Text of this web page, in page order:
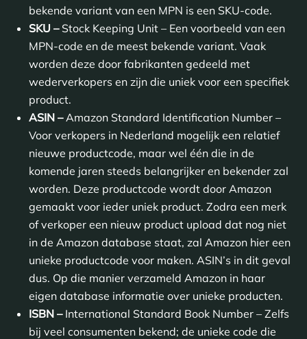
bekende variant van een MPN is een SKU-code.
SKU –Stock Keeping Unit – Een voorbeeld van een
MPN-code en de meest bekende variant. Vaak
worden deze door fabrikanten gedeeld met
wederverkopers en zijn die uniek voor een specifiek
product.
ASIN –Amazon Standard Identification Number –
Voor verkopers in Nederland mogelijk een relatief
nieuwe productcode, maar wel één die in de
komende jaren steeds belangrijker en bekender zal
worden. Deze productcode wordt door Amazon
gemaakt voor ieder uniek product. Zodra een merk
of verkoper een nieuw product upload dat nog niet
in de Amazon database staat, zal Amazon hier een
unieke productcode voor maken. ASIN’s in dit geval
dus. Op die manier verzameld Amazon in haar
eigen database informatie over unieke producten.
ISBN – International Standard Book Number – Zelfs
bij veel consumenten bekend; de unieke code die